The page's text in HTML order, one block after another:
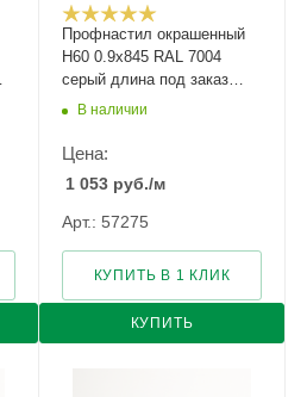
Профнастил окрашенный
Н60 0.9х845 RAL 7004
серый длина под заказ
арт.1100290
В наличии
Цена:
1 053 руб./м
Арт.: 57275
КУПИТЬ
КУПИТЬ В 1 КЛИК